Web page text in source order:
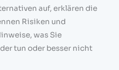
auf, erklären die
Risiken und
was Sie
tun oder besser nicht